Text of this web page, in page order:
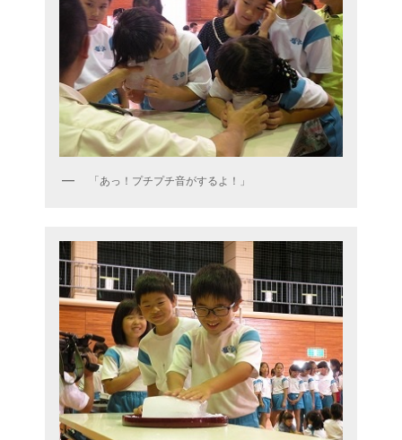
「あっ！プチプチ音がするよ！」